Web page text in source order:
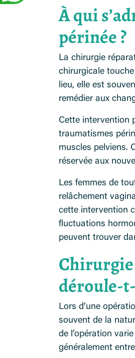
À qui
périnée ?
La chirurgie
chirurgicale
lieu, elle est
remédier aux
Cette intervention
traumatismes
muscles pelviens.
réservée aux
Les femmes de
relâchement
cette intervention
fluctuations
peuvent trouver
Chirurgie
déroule-
Lors d’une
souvent de la
de l’opération
généralement